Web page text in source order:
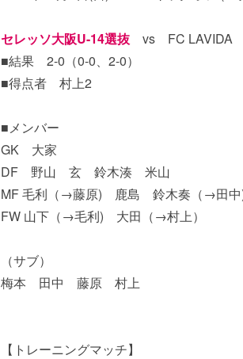
セレッソ大阪U-14選抜 vs FC LAVIDA
■結果 2-0（0-0、2-0）
■得点者 村上2
■メンバー
GK 大家
DF 野山 玄 鈴木湊 米山
MF 毛利（→藤原) 鹿島 鈴木奏（→田
FW 山下（→毛利) 大田（→村上）
（サブ）
梅本 田中 藤原 村上
【トレーニングマッチ】